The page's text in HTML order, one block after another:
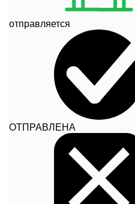
отправляется
ОТПРАВЛЕНА